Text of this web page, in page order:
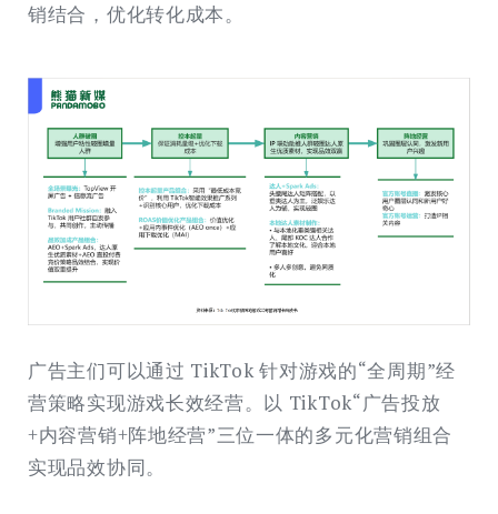
销结合，优化转化成本。
广告主们可以通过 TikTok 针对游戏的“全周期”经
营策略实现游戏长效经营。以 TikTok“广告投放
+内容营销+阵地经营”三位一体的多元化营销组合
实现品效协同。